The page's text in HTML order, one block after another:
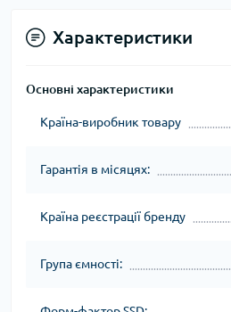
Характеристики
Основні характеристики
Країна-виробник товару
Гарантія в місяцях:
Країна реєстрації бренду
Група ємності: